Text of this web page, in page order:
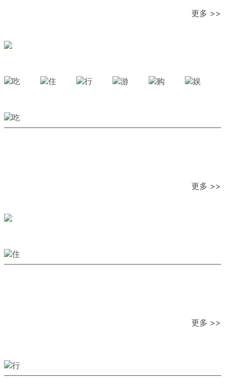
更多 >>
更多 >>
更多 >>